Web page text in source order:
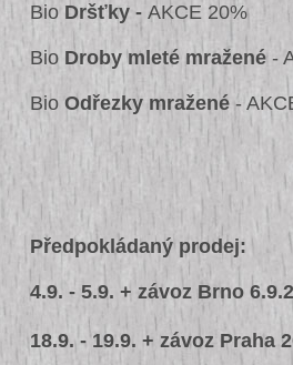
Bio Dršťky - AKCE 20%
Bio Droby mleté mražené -
Bio Odřezky mražené-
Předpokládaný prodej:
4.9. - 5.9. + závoz Brno
18.9. - 19.9. + závoz Praha